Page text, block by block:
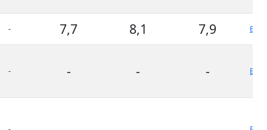
- 7,7 8,1 7,9
- - - -